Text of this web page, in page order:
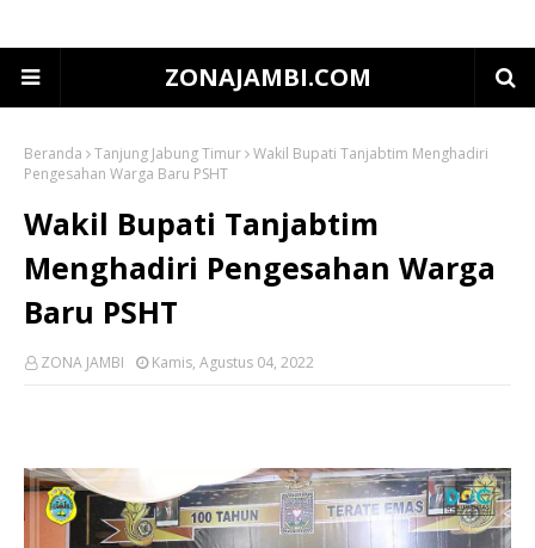
ZONAJAMBI.COM
Beranda Tanjung Jabung Timur Wakil Bupati Tanjabtim Menghadiri
Pengesahan Warga Baru PSHT
Wakil Bupati Tanjabtim
Menghadiri Pengesahan Warga
Baru PSHT
ZONA JAMBI Kamis, Agustus 04, 2022